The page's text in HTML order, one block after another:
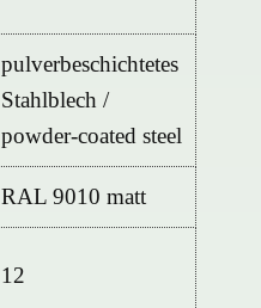
pulverbeschichtetes
Stahlblech /
powder-coated steel
RAL 9010 matt
12